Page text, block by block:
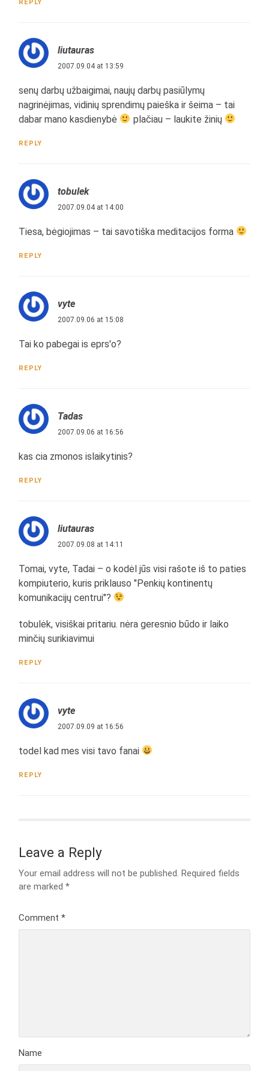
REPLY
liutauras
2007.09.04 at 13:59
senų darbų užbaigimai, naujų darbų pasiūlymų
nagrinėjimas, vidinių sprendimų paieška ir šeima – tai
dabar mano kasdienybė
plačiau – laukite žinių
REPLY
tobulek
2007.09.04 at 14:00
Tiesa, bėgiojimas – tai savotiška meditacijos forma
REPLY
vyte
2007.09.06 at 15:08
Tai ko pabegai is eprs'o?
REPLY
Tadas
2007.09.06 at 16:56
kas cia zmonos islaikytinis?
REPLY
liutauras
2007.09.08 at 14:11
Tomai, vyte, Tadai – o kodėl jūs visi rašote iš to paties
kompiuterio, kuris priklauso "Penkių kontinentų
komunikacijų centrui"?
tobulėk, visiškai pritariu. nėra geresnio būdo ir laiko
minčių surikiavimui
REPLY
vyte
2007.09.09 at 16:56
todel kad mes visi tavo fanai
REPLY
Leave a Reply
Your email address will not be published. Required fields
are marked*
Comment*
Name